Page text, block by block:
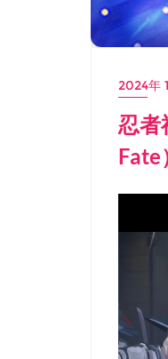
2024年
忍者
Fate